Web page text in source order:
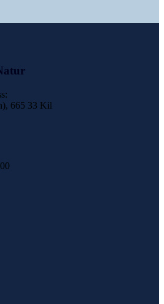
665 33 Kil